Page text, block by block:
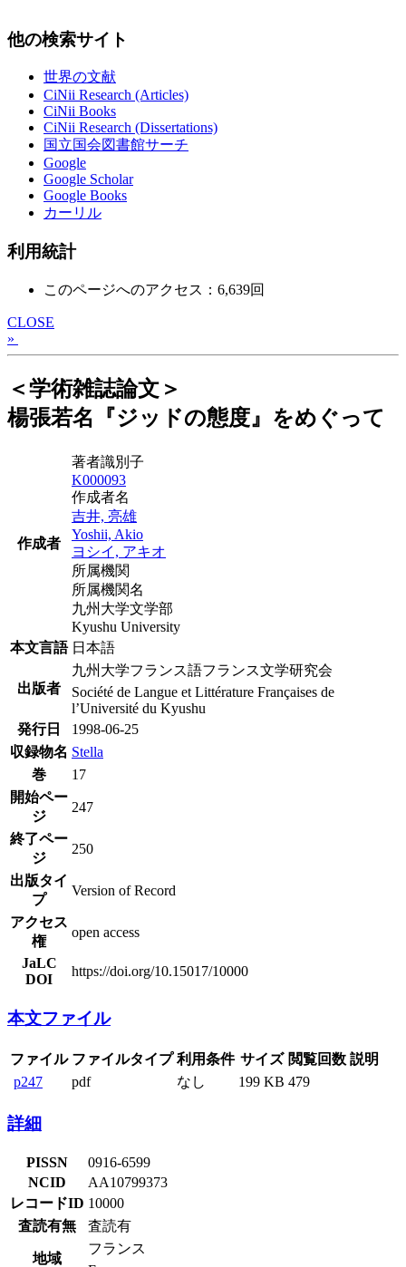
他の検索サイト
世界の文献
CiNii Research (Articles)
CiNii Books
CiNii Research (Dissertations)
国立国会図書館サーチ
Google
Google Scholar
Google Books
カーリル
利用統計
このページへのアクセス：6,639回
CLOSE
»
＜学術雑誌論文＞
楊張若名『ジッドの態度』をめぐって
作成者
著者識別子
K000093
作成者名
吉井, 亮雄
Yoshii, Akio
ヨシイ, アキオ
所属機関
所属機関名
九州大学文学部
Kyushu University
本文言語 日本語
出版者
九州大学フランス語フランス文学研究会
Société de Langue et Littérature Françaises de
l’Université du Kyushu
発行日
1998-06-25
収録物名 Stella
巻
17
開始ペー
ジ
247
終了ペー
ジ
250
出版タイ
プ
Version of Record
アクセス
権
open access
JaLC
DOI
https://doi.org/10.15017/10000
本文ファイル
ファイル ファイルタイプ 利用条件 サイズ 閲覧回数 説明
p247
pdf なし 199 KB 479
詳細
PISSN
0916-6599
NCID
AA10799373
レコードID 10000
査読有無
査読有
地域
フランス